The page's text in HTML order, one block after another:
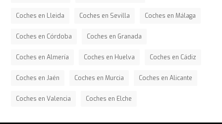
Coches en Lleida Coches en Sevilla Coches en Málaga
Coches en Córdoba Coches en Granada
Coches en Almería Coches en Huelva Coches en Cádiz
Coches en Jaén Coches en Murcia Coches en Alicante
Coches en Valencia Coches en Elche